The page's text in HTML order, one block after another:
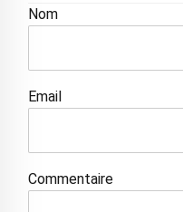
Nom
Email
Commentaire